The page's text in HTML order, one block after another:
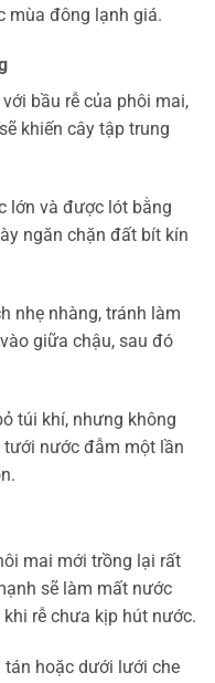
mùa đông lạnh giá.
bầu rễ của phôi mai,
khiến cây tập trung
lớn và được lót bằng
ngăn chặn đất bít kín
nhẹ nhàng, tránh làm
giữa chậu, sau đó
túi khí, nhưng không
tưới nước đẫm một lần
mai mới trồng lại rất
sẽ làm mất nước
rễ chưa kịp hút nước.
hoặc dưới lưới che